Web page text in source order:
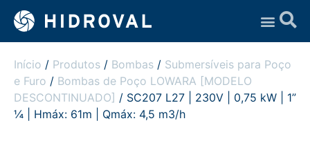
Início / Produtos / Bombas / Submersíveis para Poço
e Furo / Bombas de Poço LOWARA [MODELO
DESCONTINUADO] / SC207 L27 | 230V | 0,75 kW | 1”
¼ | Hmáx: 61m | Qmáx: 4,5 m3/h